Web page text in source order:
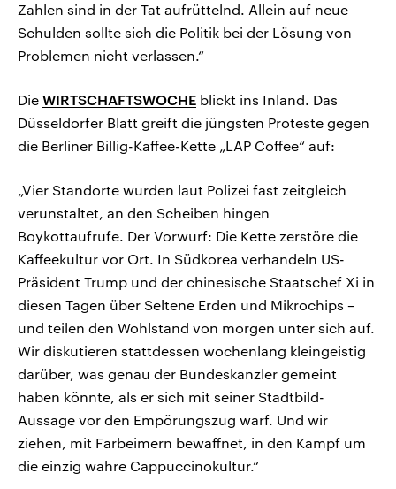
Zahlen sind in der Tat aufrüttelnd. Allein auf neue
Schulden sollte sich die Politik bei der Lösung von
Problemen nicht verlassen.“
Die WIRTSCHAFTSWOCHE blickt ins Inland. Das
Düsseldorfer Blatt greift die jüngsten Proteste gegen
die Berliner Billig-Kaffee-Kette „LAP Coffee“ auf:
„Vier Standorte wurden laut Polizei fast zeitgleich
verunstaltet, an den Scheiben hingen
Boykottaufrufe. Der Vorwurf: Die Kette zerstöre die
Kaffeekultur vor Ort. In Südkorea verhandeln US-
Präsident Trump und der chinesische Staatschef Xi in
diesen Tagen über Seltene Erden und Mikrochips –
und teilen den Wohlstand von morgen unter sich auf.
Wir diskutieren stattdessen wochenlang kleingeistig
darüber, was genau der Bundeskanzler gemeint
haben könnte, als er sich mit seiner Stadtbild-
Aussage vor den Empörungszug warf. Und wir
ziehen, mit Farbeimern bewaffnet, in den Kampf um
die einzig wahre Cappuccinokultur.“